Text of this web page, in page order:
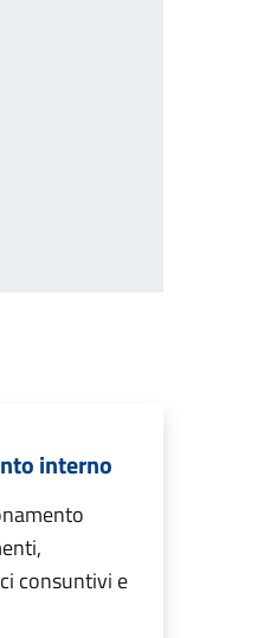
interno
consuntivi e